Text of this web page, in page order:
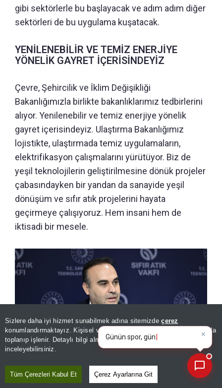
Sizlere daha iyi hizmet sunabilmek adına sitemizdeçerez
konumlandırmaktayız. Kişisel verileriniz, KVKK ve GDPR kapsamında
toplanıp işlenir. Detaylı bilgi almak içinAydınlatma Metnimizi
inceleyebilirsiniz.
Tüm Çerezleri Kabul Et Çerez Ayarlarına Git
gibi sektörlerle bu başlayacak ve adım adım diğer
sektörleri de bu uygulama kuşatacak.
YENİLENEBİLİR VE TEMİZ ENERJİYE
YÖNELİK GAYRET İÇERİSİNDEYİZ
Çevre, Şehircilik ve İklim Değişikliği
Bakanlığımızla birlikte bakanlıklarımız tedbirlerini
alıyor. Yenilenebilir ve temiz enerjiye yönelik
gayret içerisindeyiz. Ulaştırma Bakanlığımız
lojistikte, ulaştırmada temiz uygulamaların,
elektrifikasyon çalışmalarını yürütüyor. Biz de
yeşil teknolojilerin geliştirilmesine dönük projeler
çabasındayken bir yandan da sanayide yeşil
dönüşüm ve sıfır atık projelerini hayata
geçirmeye çalışıyoruz. Hem insani hem de
iktisadi bir mesele.
×
Günün spor, gündem ve
ekonomi gelişmelerini analiz